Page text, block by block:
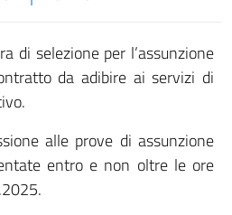
di selezione per l’assunzione
da adibire ai servizi di
alle prove di assunzione
entro e non oltre le ore